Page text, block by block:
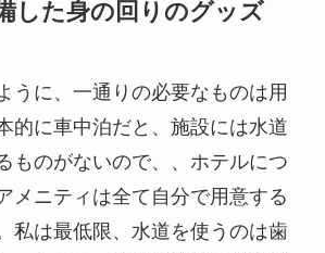
した身の回りのグッズ
うに、一通りの必要なものは用
的に車中泊だと、施設には水道
ものがないので、、ホテルにつ
メニティは全て自分で用意する
私は最低限、水道を使うのは歯